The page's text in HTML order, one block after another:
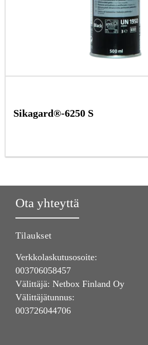
Sikagard®-6250 S
Ota yhteyttä
Tilaukset
Verkkolaskutusosoite:
003706058457
Välittäjä: Netbox Finland Oy
Välittäjätunnus:
003726044706